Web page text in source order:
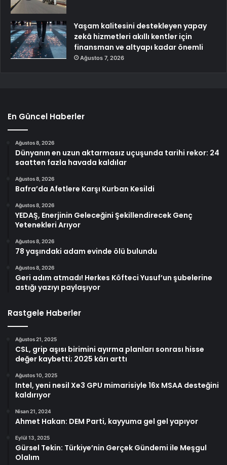
Yaşam kalitesini destekleyen yapay
zekâ hizmetleri akıllı kentler için
finansman ve altyapı kadar önemli
Ağustos 7, 2026
En Güncel Haberler
Ağustos 8, 2026
Dünyanın en uzun aktarmasız uçuşunda tarihi rekor: 24
saatten fazla havada kaldılar
Ağustos 8, 2026
Bafra’da Afetlere Karşı Kurban Kesildi
Ağustos 8, 2026
YEDAŞ, Enerjinin Geleceğini Şekillendirecek Genç
Yetenekleri Arıyor
Ağustos 8, 2026
78 yaşındaki adam evinde ölü bulundu
Ağustos 8, 2026
Geri adım atmadı! Herkes Köfteci Yusuf’un şubelerine
astığı yazıyı paylaşıyor
Rastgele Haberler
Ağustos 21, 2025
CSL, grip aşısı birimini ayırma planları sonrası hisse
değer kaybetti; 2025 kârı arttı
Ağustos 10, 2025
Intel, yeni nesil Xe3 GPU mimarisiyle 16x MSAA desteğini
kaldırıyor
Nisan 21, 2024
Ahmet Hakan: DEM Parti, kayyuma gel gel yapıyor
Eylül 13, 2025
Gürsel Tekin: Türkiye’nin Gerçek Gündemi ile Meşgul
Olalım